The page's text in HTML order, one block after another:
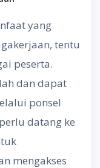
yang
tentu
peserta.
dan dapat
ponsel
datang ke
mengakses